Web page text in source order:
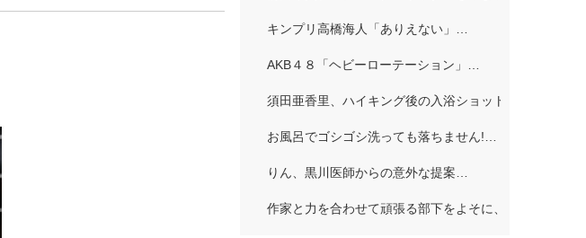
キンプリ高橋海人「ありえない」…
AKB４８「ヘビーローテーション」…
須田亜香里、ハイキング後の入浴ショット公開「ドキ
お風呂でゴシゴシ洗っても落ちません!…
りん、黒川医師からの意外な提案…
作家と力を合わせて頑張る部下をよそに、上司は陰で